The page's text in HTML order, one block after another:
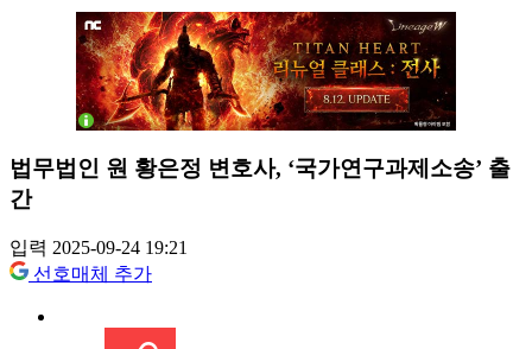
법무법인 원 황은정 변호사, ‘국가연구과제소송’ 출
간
입력 2025-09-24 19:21
선호매체 추가